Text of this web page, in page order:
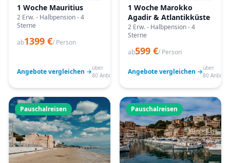
1 Woche Mauritius
2 Erw. - Halbpension - 4
Sterne
ab1399 €/ Person
Angebote vergleichen →über
80 Anbieter
1 Woche Marokko
Agadir & Atlantikküste
2 Erw. - Halbpension - 4
Sterne
ab599 €/ Person
Angebote vergleichen →über
80
Pauschalreisen Pauschalreisen